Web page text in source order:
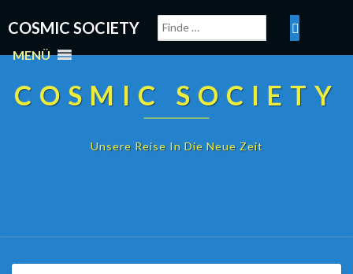
COSMIC SOCIETY
MENÜ
COSMIC SOCIETY
Unsere Reise In Die Neue Zeit